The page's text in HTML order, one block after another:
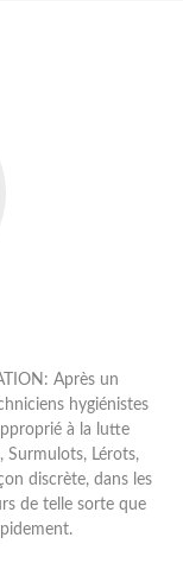
Après un
hygiénistes
à la lutte
Surmulots, Lérots,
discrète, dans les
de telle sorte que